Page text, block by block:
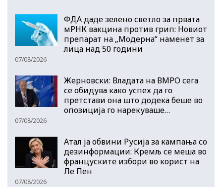
ФДА даде зелено светло за првата
мРНК вакцина против грип: Новиот
препарат на „Модерна“ наменет за
лица над 50 години
07/08/2026
Жерновски: Владата на ВМРО сега
се обидува како успех да го
претстави она што додека беше во
опозиција го нарекуваше…
07/08/2026
Атал ја обвини Русија за кампања со
дезинформации: Кремљ се меша во
француските избори во корист на
Ле Пен
07/08/2026